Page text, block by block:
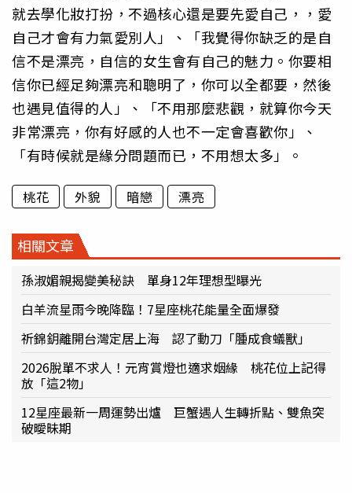
就去學化妝打扮，不過核心還是要先愛自己，，愛
自己才會有力氣愛別人」、「我覺得你缺乏的是自
信不是漂亮，自信的女生會有自己的魅力。你要相
信你已經足夠漂亮和聰明了，你可以全都要，然後
也遇見值得的人」、「不用那麼悲觀，就算你今天
非常漂亮，你有好感的人也不一定會喜歡你」、
「有時候就是緣分問題而已，不用想太多」。
桃花 外貌 暗戀 漂亮
相關文章
孫淑媚親揭變美秘訣 單身12年理想型曝光
白羊流星雨今晚降臨！7星座桃花能量全面爆發
祈錦鈅離開台灣定居上海 認了動刀「腫成食蟻獸」
2026脫單不求人！元宵賞燈也適求姻緣 桃花位上記得
放「這2物」
12星座最新一周運勢出爐 巨蟹遇人生轉折點、雙魚突
破曖昧期